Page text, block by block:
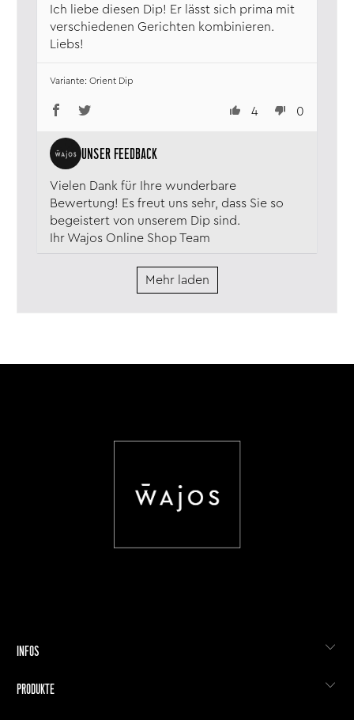
Ich liebe diesen Dip! Er lässt sich prima mit
verschiedenen Gerichten kombinieren.
Liebs!
4 0
Vielen Dank für Ihre wunderbare
Bewertung! Es freut uns sehr, dass Sie so
begeistert von unserem Dip sind.
Ihr Wajos Online Shop Team
Orient Dip
Mehr laden
INFOS
PRODUKTE